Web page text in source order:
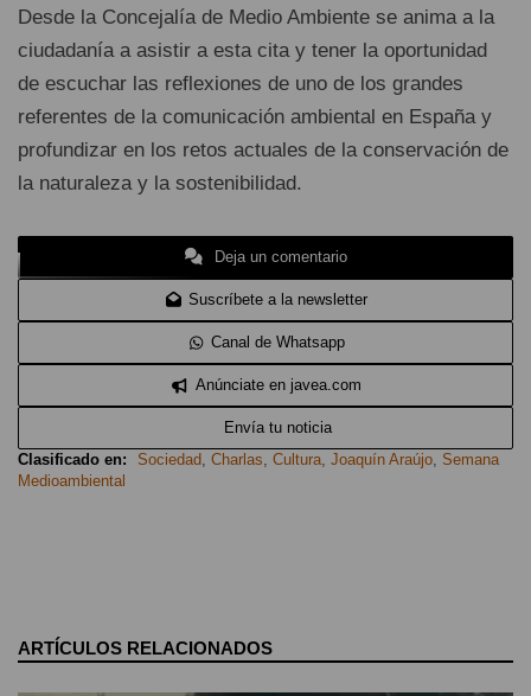
Desde la Concejalía de Medio Ambiente se anima a la
ciudadanía a asistir a esta cita y tener la oportunidad
de escuchar las reflexiones de uno de los grandes
referentes de la comunicación ambiental en España y
profundizar en los retos actuales de la conservación de
la naturaleza y la sostenibilidad.
Deja un comentario
Suscríbete a la newsletter
Canal de Whatsapp
Anúnciate en javea.com
Envía tu noticia
Clasificado en:
Sociedad, Charlas, Cultura, Joaquín Araújo, Semana
Medioambiental
ARTÍCULOS RELACIONADOS